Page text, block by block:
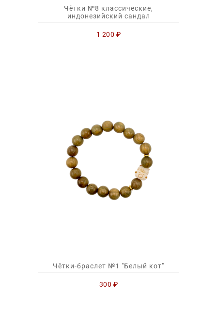
Чётки №8 классические,
индонезийский сандал
1 200 ₽
Чётки-браслет №1 "Белый кот"
300 ₽